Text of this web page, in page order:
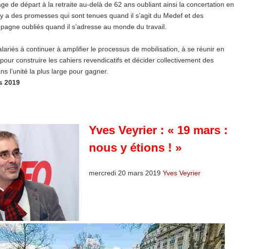
de départ à la retraite au-delà de 62 ans oubliant ainsi la concertation en
a des promesses qui sont tenues quand il s’agit du Medef et des
oubliés quand il s’adresse au monde du travail.
à continuer à amplifier le processus de mobilisation, à se réunir en
construire les cahiers revendicatifs et décider collectivement des
l’unité la plus large pour gagner.
2019
Yves Veyrier : « 19 mars :
nous y étions ! »
mercredi 20 mars 2019 Yves Veyrier